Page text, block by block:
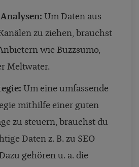
Um Daten aus
zu ziehen, brauchst
wie Buzzsumo,
Meltwater.
Um eine umfassende
mithilfe einer guten
zu steuern, brauchst du
Daten z. B. zu SEO
gehören u. a. die